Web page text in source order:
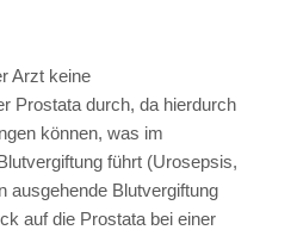
Arzt keine
Prostata durch, da hierdurch
können, was im
führt (Urosepsis,
ausgehende Blutvergiftung
auf die Prostata bei einer